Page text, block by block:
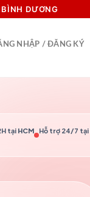
DƯƠNG
NHẬP / ĐĂNG KÝ
tại HCM Hỗ trợ 24/7 tại